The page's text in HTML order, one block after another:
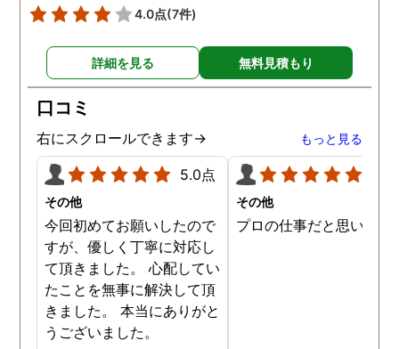
4.0点(7件)
詳細を見る 無料見積もり
口コミ
右にスクロールできます→ もっと見る
5.0点
その他
今回初めてお願いしたので
すが、優しく丁寧に対応し
て頂きました。 心配してい
たことを無事に解決して頂
きました。 本当にありがと
うございました。
その他
プロの仕事だと思います